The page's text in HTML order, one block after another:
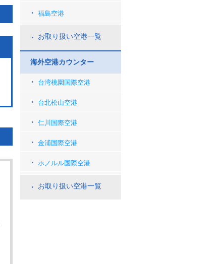
福島空港
お取り扱い空港一覧
海外空港カウンター
台湾桃園国際空港
台北松山空港
仁川国際空港
金浦国際空港
ホノルル国際空港
お取り扱い空港一覧